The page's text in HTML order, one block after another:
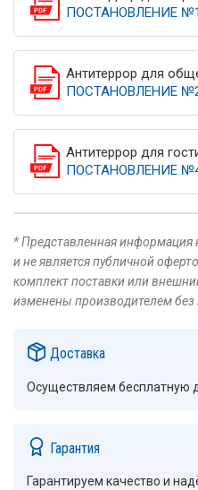
ПОСТАНОВЛЕНИЕ
Антитеррор для
ПОСТАНОВЛЕНИЕ
Антитеррор для
ПОСТАНОВЛЕНИЕ
* Представленная информация
и не является публичной
комплект поставки или
изменены производителем без
Доставка
Осуществляем бесплатную
Гарантия
Гарантируем качество и